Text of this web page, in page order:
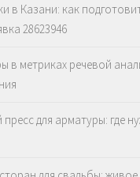
в Казани: как
28623946
в метриках речевой
пресс для арматуры: где